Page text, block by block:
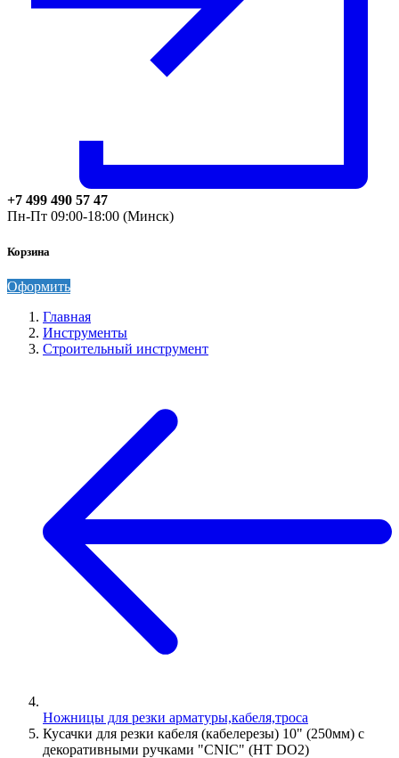
+7 499 490 57 47
Пн-Пт 09:00-18:00 (Минск)
Корзина
Оформить
Главная
Инструменты
Строительный инструмент
Ножницы для резки арматуры,кабеля,троса
Кусачки для резки кабеля (кабелерезы) 10" (250мм) с
декоративными ручками "CNIC" (HT DO2)